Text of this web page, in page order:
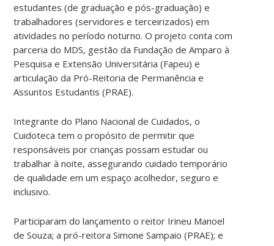
estudantes (de graduação e pós-graduação) e
trabalhadores (servidores e terceirizados) em
atividades no período noturno. O projeto conta com
parceria do MDS, gestão da Fundação de Amparo à
Pesquisa e Extensão Universitária (Fapeu) e
articulação da Pró-Reitoria de Permanência e
Assuntos Estudantis (PRAE).
Integrante do Plano Nacional de Cuidados, o
Cuidoteca tem o propósito de permitir que
responsáveis por crianças possam estudar ou
trabalhar à noite, assegurando cuidado temporário
de qualidade em um espaço acolhedor, seguro e
inclusivo.
Participaram do lançamento o reitor Irineu Manoel
de Souza; a pró-reitora Simone Sampaio (PRAE); e